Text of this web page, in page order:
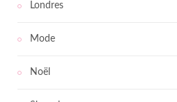
Londres
Mode
Noël